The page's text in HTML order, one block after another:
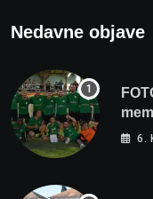
Nedavne objave
6.